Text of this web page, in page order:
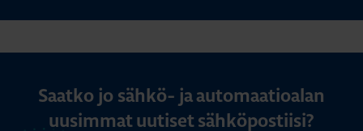
Saatko jo sähkö- ja automaatioalan
uusimmat uutiset sähköpostiisi?